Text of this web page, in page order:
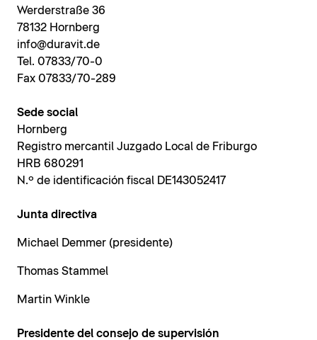
Werderstraße 36
78132 Hornberg
info@duravit.de
Tel. 07833/70-0
Fax 07833/70-289
Sede social
Hornberg
Registro mercantil Juzgado Local de Friburgo
HRB 680291
N.º de identificación fiscal DE143052417
Junta directiva
Michael Demmer (presidente)
Thomas Stammel
Martin Winkle
Presidente del consejo de supervisión